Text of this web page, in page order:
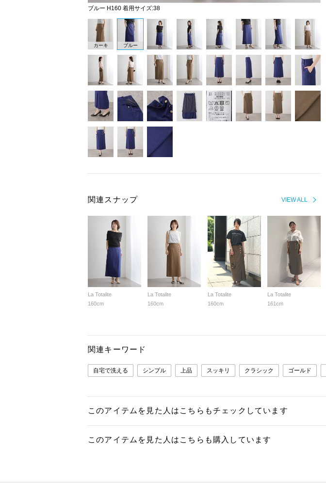
ブルー H160 着用サイズ:38
カーキ ブルー
VIEW ALL
関連スナップ
La Totalite
160cm
La Totalite
160cm
La Totalite
160cm
La Totalite
161cm
関連キーワード
自宅で洗える シンプル 上品 スッキリ クラシック ゴールド
このアイテムを見た人はこちらもチェックしています
このアイテムを見た人はこちらも購入しています